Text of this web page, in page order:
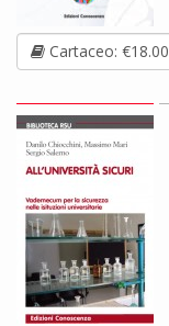
Cartaceo: €18.00